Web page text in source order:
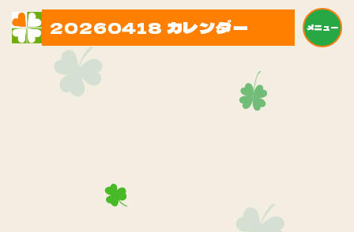
20260418 カレンダー メニュー